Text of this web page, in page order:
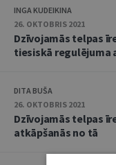
INGA KUDEIKINA
26. OKTOBRIS 2021
Dzīvojamās telpas
tiesiskā regulējuma
DITA BUŠA
26. OKTOBRIS 2021
Dzīvojamās telpas
atkāpšanās no tā